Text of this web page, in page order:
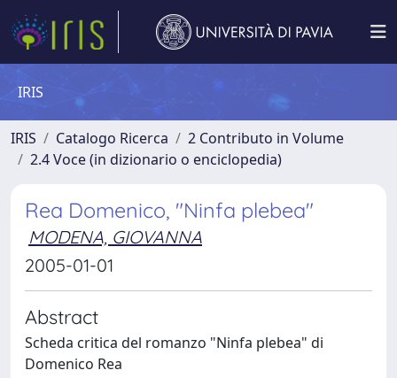
IRIS
IRIS Catalogo Ricerca
2 Contributo in Volume
2.4 Voce (in dizionario o enciclopedia)
Rea Domenico, "Ninfa plebea"
MODENA, GIOVANNA
2005-01-01
Abstract
Scheda critica del romanzo "Ninfa plebea" di
Domenico Rea